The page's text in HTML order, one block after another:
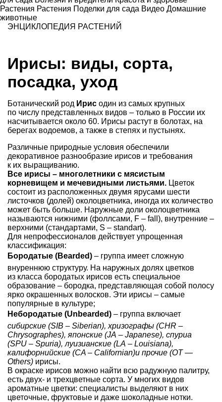
Растения Растения Поделки для сада Видео Домашние
животные
ЭНЦИКЛОПЕДИЯ РАСТЕНИЙ
Ирисы: виды, сорта,
посадка, уход
Ботанический род Ирис один из самых крупных
по числу представленных видов – только в России их
насчитывается около 60. Ирисы растут в болотах, на
берегах водоемов, а также в степях и пустынях.
Различные природные условия обеспечили
декоративное разнообразие ирисов и требования
к их выращиванию.
Все ирисы – многолетники с мясистым
корневищем и мечевидными листьями. Цветок
состоит из расположенных двумя ярусами шести
листочков (долей) околоцветника, иногда их количество
может быть больше. Наружные доли околоцветника
называются нижними (фоллсами, F – fall), внутренние –
верхними (стандартами, S – standart).
Для непрофессионалов действует упрощенная
классификация:
Бородатые (Bearded) – группа имеет сложную
внуреннюю структуру. На наружных долях цветков
из класса бородатых ирисов есть специальное
образование – бородка, представляющая собой полосу
ярко окрашенных волосков. Эти ирисы – самые
популярные в культуре;
Небородатые (Unbearded) – группа включает
сибирские (SIB – Siberian), хризографы (CHR –
Chrysographes), японские (JA – Japanese), спуриа
(SPU – Spuria), луизианские (LA – Louisiana),
калифорнийские (CA – Californian)и прочие (OT —
Others) ирисы.
В окраске ирисов можно найти всю радужную палитру,
есть двух- и трехцветные сорта. У многих видов
ароматные цветки: специалисты выделяют в них
цветочные, фруктовые и даже шоколадные нотки.